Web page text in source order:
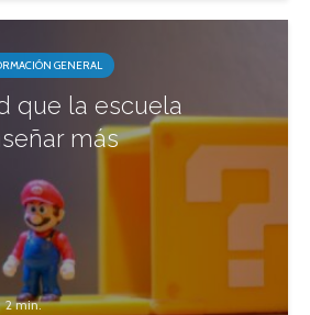
GENERAL
que la escuela
más
2 min.